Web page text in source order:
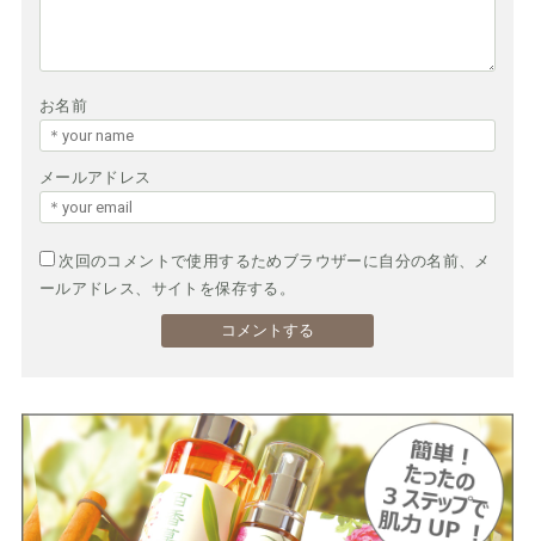
お名前
メールアドレス
次回のコメントで使用するためブラウザーに自分の名前、メ
ールアドレス、サイトを保存する。